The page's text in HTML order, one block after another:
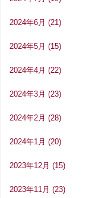
2024年6月 (21)
2024年5月 (15)
2024年4月 (22)
2024年3月 (23)
2024年2月 (28)
2024年1月 (20)
2023年12月 (15)
2023年11月 (23)